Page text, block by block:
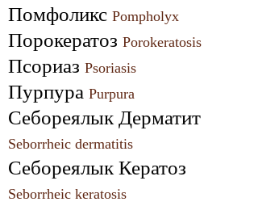
Помфоликс Pompholyx
Порокератоз Porokeratosis
Псориаз Psoriasis
Пурпура Purpura
Seborrheic dermatitis
Seborrheic keratosis